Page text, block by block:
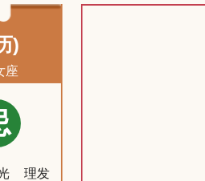
)
座
理发